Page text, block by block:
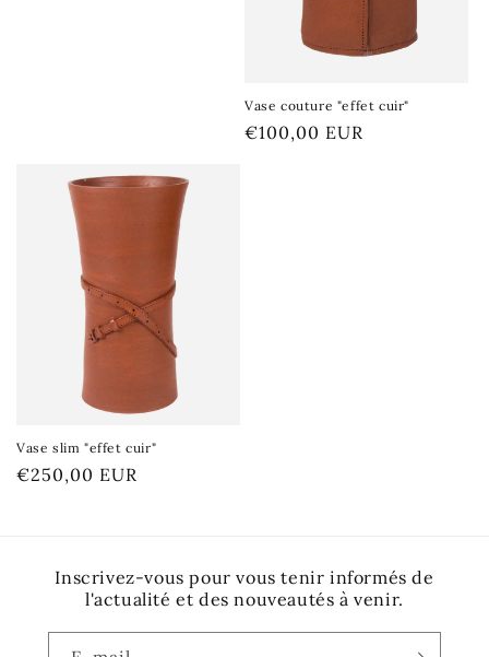
Vase couture "effet cuir"
Prix
€100,00 EUR
Vase slim "effet cuir"
Prix
€250,00 EUR
Inscrivez-vous pour vous tenir informés de
l'actualité et des nouveautés à venir.